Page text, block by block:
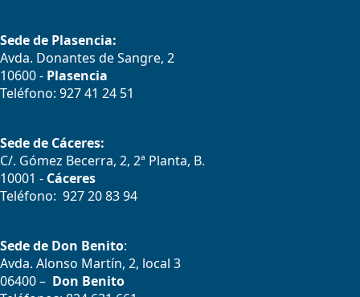
Sede de Plasencia:
Avda. Donantes de Sangre, 2
10600 - Plasencia
Teléfono: 927 41 24 51
Sede de Cáceres:
C/. Gómez Becerra, 2, 2ª Planta, B.
10001 - Cáceres
Teléfono: 927 20 83 94
Sede de Don Benito:
Avda. Alonso Martín, 2, local 3
06400 – Don Benito